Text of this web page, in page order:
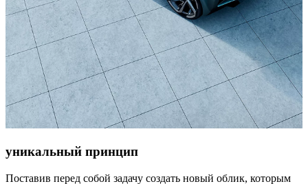
уникальный принцип
Поставив перед собой задачу создать новый облик, которым